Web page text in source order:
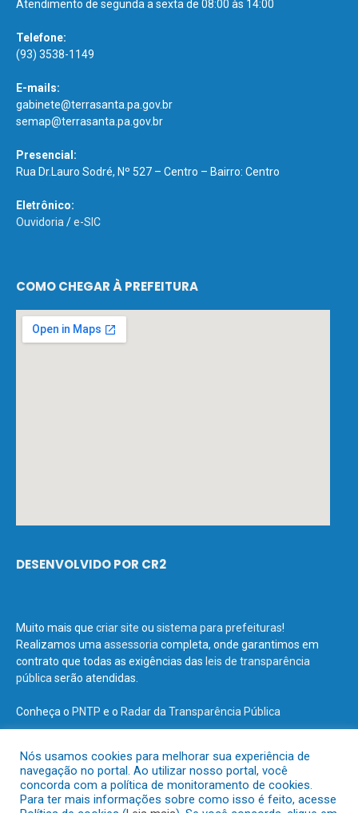
Atendimento de segunda a sexta de 08:00 às 14:00
Telefone:
(93) 3538-1149
E-mails:
gabinete@terrasanta.pa.gov.br
semap@terrasanta.pa.gov.br
Presencial:
Rua Dr.Lauro Sodré, Nº 527 – Centro – Bairro: Centro
Eletrônico:
Ouvidoria /e-SIC
COMO CHEGAR À PREFEITURA
DESENVOLVIDO POR CR2
Muito mais que criar site ou sistema para prefeituras!
Realizamos uma assessoria completa, onde garantimos em
contrato que todas as exigências das leis de transparência
pública serão atendidas.
Conheça o PNTP e o Radar da Transparência Pública
Todos os direitos reservados a Prefeitura Municipal de Terra Santa.
Nós usamos cookies para melhorar sua experiência de
navegação no portal. Ao utilizar nosso portal, você
concorda com a política de monitoramento de cookies.
Para ter mais informações sobre como isso é feito, acesse